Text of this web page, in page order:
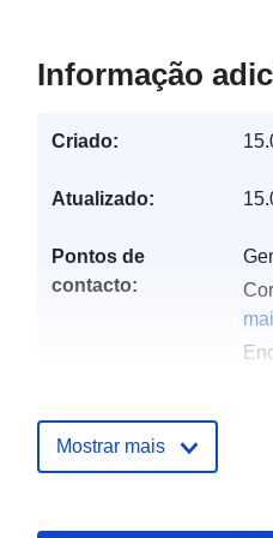
Informação
Criado:
Atualizado:
Pontos de
contacto:
Registo do
Mostrar mais